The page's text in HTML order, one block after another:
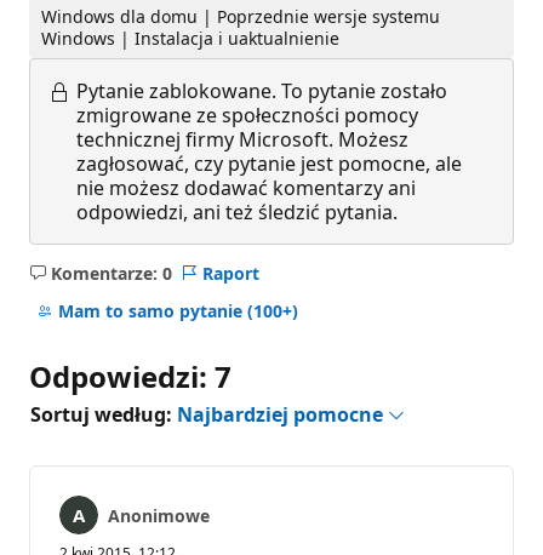
Windows dla domu | Poprzednie wersje systemu
Windows | Instalacja i uaktualnienie
Pytanie zablokowane. To pytanie zostało
zmigrowane ze społeczności pomocy
technicznej firmy Microsoft. Możesz
zagłosować, czy pytanie jest pomocne, ale
nie możesz dodawać komentarzy ani
odpowiedzi, ani też śledzić pytania.
Komentarze: 0
Brak
komentarzy
Raport
Mam to samo pytanie (100+)
Odpowiedzi: 7
Sortuj według: Najbardziej pomocne
Anonimowe